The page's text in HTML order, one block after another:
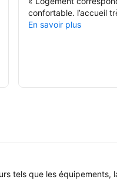
confortable. l’accueil
En savoir plus
tels que les équipements,